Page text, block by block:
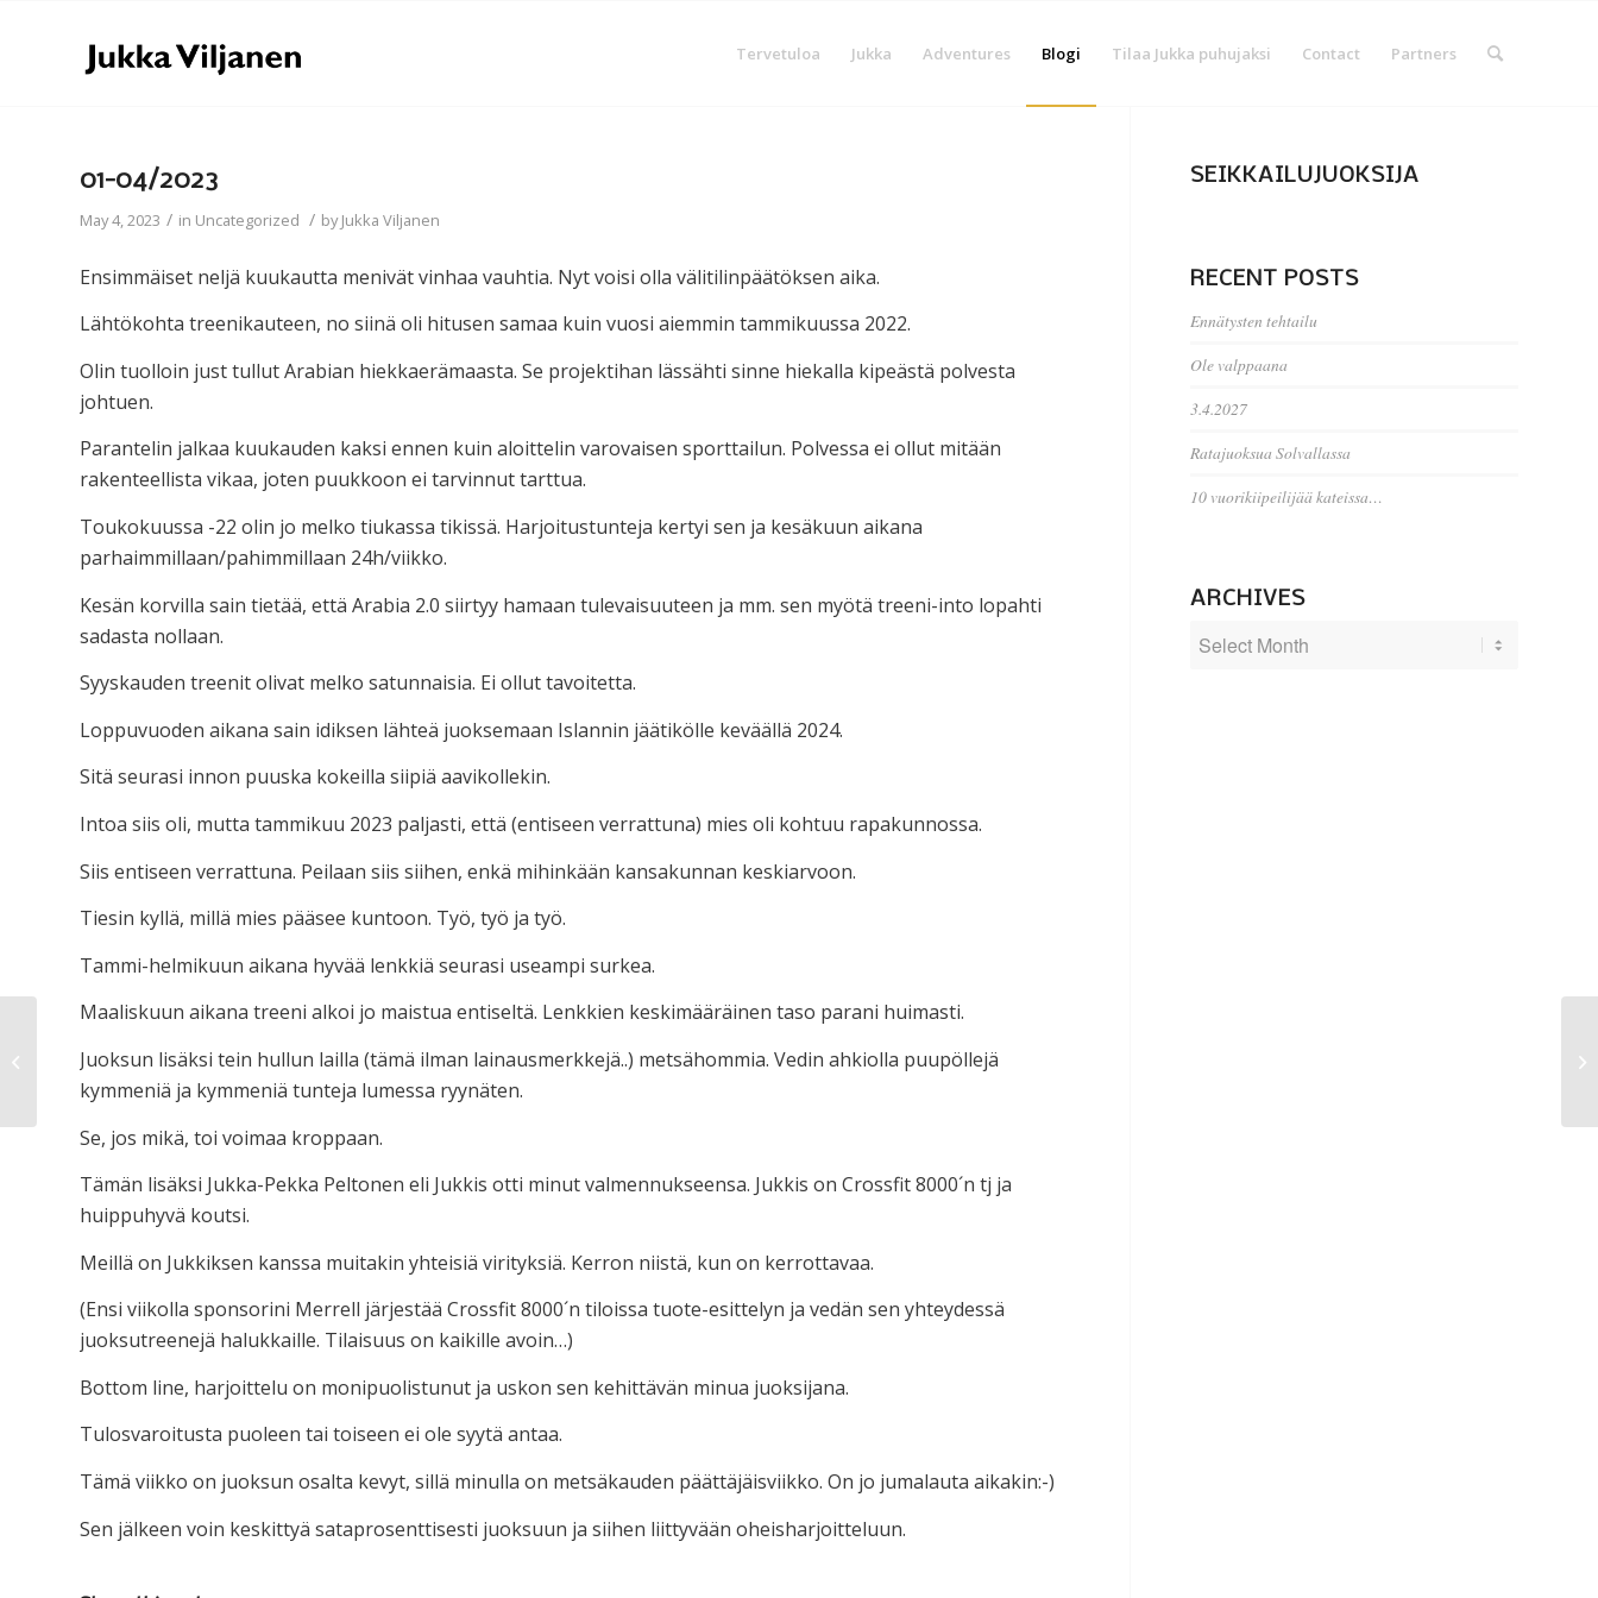
Tervetuloa Jukka Adventures Blogi Tilaa Jukka puhujaksi Contact Partners
01-04/2023
May 4, 2023 / in Uncategorized / byJukka Viljanen
Ensimmäiset neljä kuukautta menivät vinhaa vauhtia. Nyt voisi olla välitilinpäätöksen aika.
Lähtökohta treenikauteen, no siinä oli hitusen samaa kuin vuosi aiemmin tammikuussa 2022.
Olin tuolloin just tullut Arabian hiekkaerämaasta. Se projektihan lässähti sinne hiekalla kipeästä polvesta
johtuen.
Parantelin jalkaa kuukauden kaksi ennen kuin aloittelin varovaisen sporttailun. Polvessa ei ollut mitään
rakenteellista vikaa, joten puukkoon ei tarvinnut tarttua.
Toukokuussa -22 olin jo melko tiukassa tikissä. Harjoitustunteja kertyi sen ja kesäkuun aikana
parhaimmillaan/pahimmillaan 24h/viikko.
Kesän korvilla sain tietää, että Arabia 2.0 siirtyy hamaan tulevaisuuteen ja mm. sen myötä treeni-into lopahti
sadasta nollaan.
Syyskauden treenit olivat melko satunnaisia. Ei ollut tavoitetta.
Loppuvuoden aikana sain idiksen lähteä juoksemaan Islannin jäätikölle keväällä 2024.
Sitä seurasi innon puuska kokeilla siipiä aavikollekin.
Intoa siis oli, mutta tammikuu 2023 paljasti, että (entiseen verrattuna) mies oli kohtuu rapakunnossa.
Siis entiseen verrattuna. Peilaan siis siihen, enkä mihinkään kansakunnan keskiarvoon.
Tiesin kyllä, millä mies pääsee kuntoon. Työ, työ ja työ.
Tammi-helmikuun aikana hyvää lenkkiä seurasi useampi surkea.
Maaliskuun aikana treeni alkoi jo maistua entiseltä. Lenkkien keskimääräinen taso parani huimasti.
Juoksun lisäksi tein hullun lailla (tämä ilman lainausmerkkejä..) metsähommia. Vedin ahkiolla puupöllejä
kymmeniä ja kymmeniä tunteja lumessa ryynäten.
Se, jos mikä, toi voimaa kroppaan.
Tämän lisäksi Jukka-Pekka Peltonen eli Jukkis otti minut valmennukseensa. Jukkis on Crossfit 8000´n tj ja
huippuhyvä koutsi.
Meillä on Jukkiksen kanssa muitakin yhteisiä virityksiä. Kerron niistä, kun on kerrottavaa.
(Ensi viikolla sponsorini Merrell järjestää Crossfit 8000´n tiloissa tuote-esittelyn ja vedän sen yhteydessä
juoksutreenejä halukkaille. Tilaisuus on kaikille avoin…)
Bottom line, harjoittelu on monipuolistunut ja uskon sen kehittävän minua juoksijana.
Tulosvaroitusta puoleen tai toiseen ei ole syytä antaa.
Tämä viikko on juoksun osalta kevyt, sillä minulla on metsäkauden päättäjäisviikko. On jo jumalauta aikakin:-)
Sen jälkeen voin keskittyä sataprosenttisesti juoksuun ja siihen liittyvään oheisharjoitteluun.
SEIKKAILUJUOKSIJA
RECENT POSTS
Ennätysten tehtailu
Ole valppaana
3.4.2027
Ratajuoksua Solvallassa
10 vuorikiipeilijää kateissa…
ARCHIVES
Sit tibi terra levis